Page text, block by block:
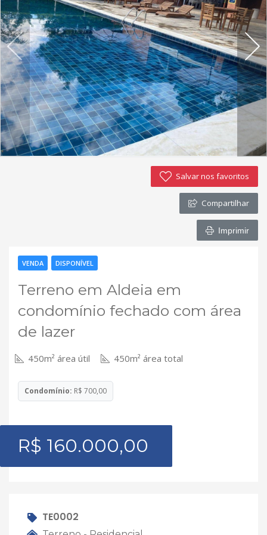
Negocie seu imóvel
Imóveis favoritos
Contato
Salvar nos favoritos
Compartilhar
Imprimir
VENDA DISPONÍVEL
Terreno em Aldeia em
condomínio fechado com área
de lazer
450m² área útil 450m² área total
Condomínio: R$ 700,00
R$ 160.000,00
TE0002